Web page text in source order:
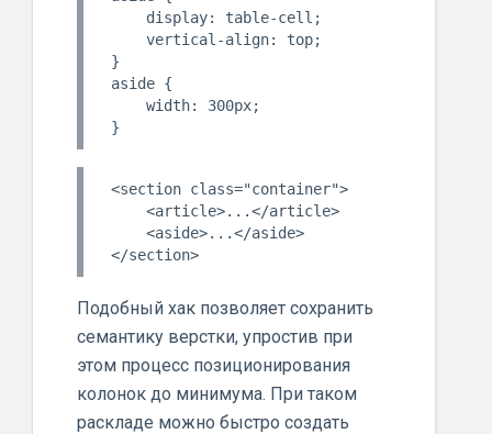
}
aside {
<section class="container">
Подобный хак позволяет сохранить
семантику верстки, упростив при
этом процесс позиционирования
колонок до минимума. При таком
раскладе можно быстро создать